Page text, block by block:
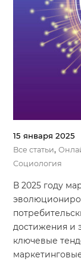
Система
Система
Повышение
Блог
15 января 2025
Все статьи,
Социология
В 2025 году
достижения и
ключевые